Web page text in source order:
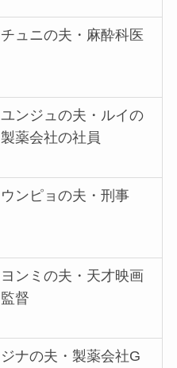
チュニの夫・麻酔科医
ユンジュの夫・ルイの
製薬会社の社員
ウンピョの夫・刑事
ヨンミの夫・天才映画
監督
ジナの夫・製薬会社G